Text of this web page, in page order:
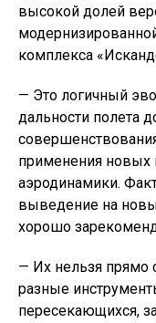
высокой долей
комплекса
— Это логичный
дальности полета
применения новых
аэродинамики.
выведение на
хорошо
— Их нельзя прямо
разные
пересекающихся,